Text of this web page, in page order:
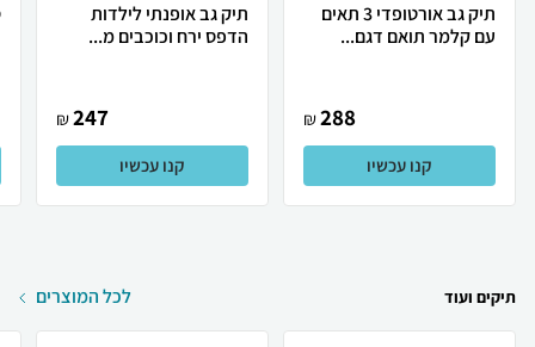
תיק גב אורטופדי 3 תאים
עם קלמר תואם דגם...
288
₪
קנו עכשיו
תיק גב אופנתי לילדות
הדפס ירח וכוכבים מ...
247
₪
קנו עכשיו
תיקים ועוד לכל המוצרים